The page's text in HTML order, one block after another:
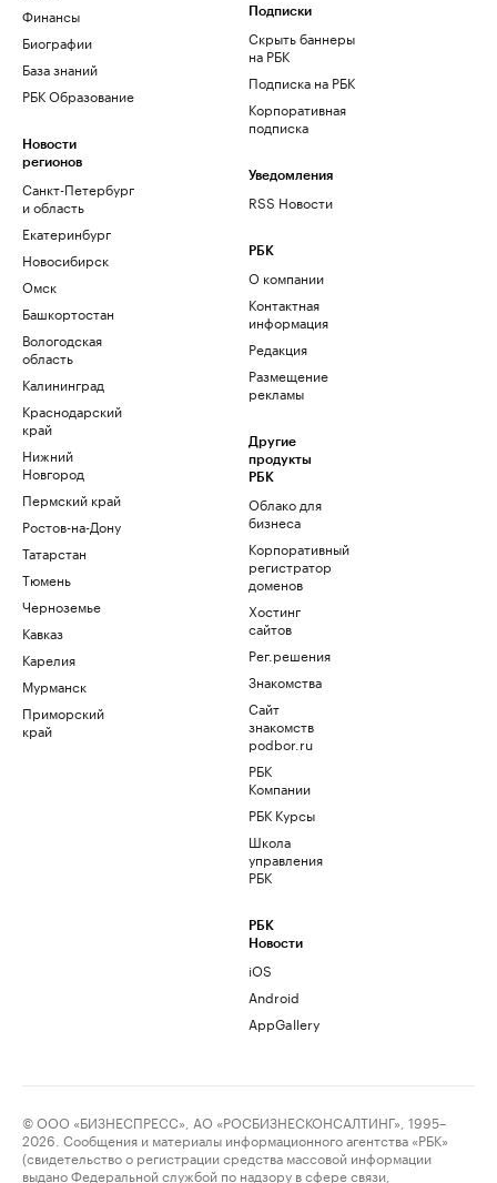
Финансы
Биографии
База знаний
РБК Образование
Новости
регионов
Санкт-Петербург
и область
Екатеринбург
Новосибирск
Омск
Башкортостан
Вологодская
область
Калининград
Краснодарский
край
Нижний
Новгород
Пермский край
Ростов-на-Дону
Татарстан
Тюмень
Черноземье
Кавказ
Карелия
Мурманск
Приморский
край
Подписки
Скрыть баннеры
на РБК
Подписка на РБК
Корпоративная
подписка
Уведомления
RSS Новости
РБК
О компании
Контактная
информация
Редакция
Размещение
рекламы
Другие
продукты
РБК
Облако для
бизнеса
Корпоративный
регистратор
доменов
Хостинг
сайтов
Рег.решения
Знакомства
Сайт
знакомств
podbor.ru
РБК
Компании
РБК Курсы
Школа
управления
РБК
РБК
Новости
iOS
Android
AppGallery
© ООО «БИЗНЕСПРЕСС», АО «РОСБИЗНЕСКОНСАЛТИНГ», 1995–
2026. Сообщения и материалы информационного агентства «РБК»
(свидетельство о регистрации средства массовой информации
выдано Федеральной службой по надзору в сфере связи,